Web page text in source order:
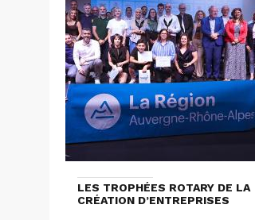
LES TROPHÉES ROTARY DE LA
CRÉATION D’ENTREPRISES